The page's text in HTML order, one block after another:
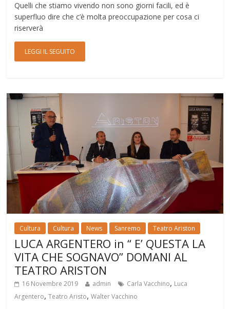
Quelli che stiamo vivendo non sono giorni facili, ed è
superfluo dire che c’è molta preoccupazione per cosa ci
riserverà
LEGGI IL SEGUITO
Cultura Cultura News Sanremo Teatro Ariston
LUCA ARGENTERO in “ E’ QUESTA LA
VITA CHE SOGNAVO” DOMANI AL
TEATRO ARISTON
16 Novembre 2019 admin Carla Vacchino, Luca
Argentero,Teatro Aristo,Walter Vacchino